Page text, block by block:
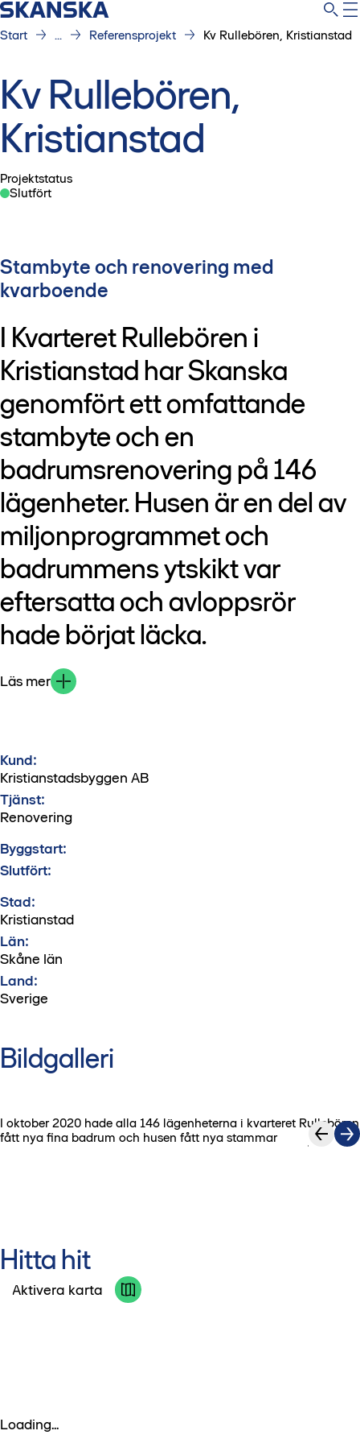
Start ... Referensprojekt Kv Rullebören, Kristianstad
Kv Rullebören,
Kristianstad
Projektstatus
Slutfört
Stambyte och renovering med
kvarboende
I Kvarteret Rullebören i
Kristianstad har Skanska
genomfört ett omfattande
stambyte och en
badrumsrenovering på 146
lägenheter. Husen är en del av
miljonprogrammet och
badrummens ytskikt var
eftersatta och avloppsrör
hade börjat läcka.
Läs mer
Kund:
Kristianstadsbyggen AB
Tjänst:
Renovering
Byggstart:
Slutfört:
Stad:
Kristianstad
Län:
Skåne län
Land:
Sverige
Bildgalleri
I oktober 2020 hade alla 146 lägenheterna i kvarteret Rullebören
fått nya fina badrum och husen fått nya stammar1
Hitta hit
Aktivera karta
Loading...